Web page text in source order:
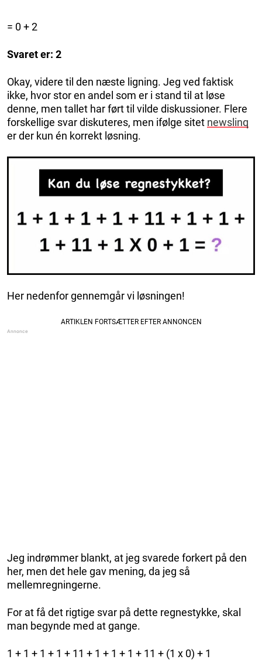
= 0 + 2
Svaret er: 2
Okay, videre til den næste ligning. Jeg ved faktisk
ikke, hvor stor en andel som er i stand til at løse
denne, men tallet har ført til vilde diskussioner. Flere
forskellige svar diskuteres, men ifølge sitet newslinq
er der kun én korrekt løsning.
Her nedenfor gennemgår vi løsningen!
Jeg indrømmer blankt, at jeg svarede forkert på den
her, men det hele gav mening, da jeg så
mellemregningerne.
For at få det rigtige svar på dette regnestykke, skal
man begynde med at gange.
1 + 1 + 1 + 1 + 11 + 1 + 1 + 1 + 11 + (1 x 0) + 1